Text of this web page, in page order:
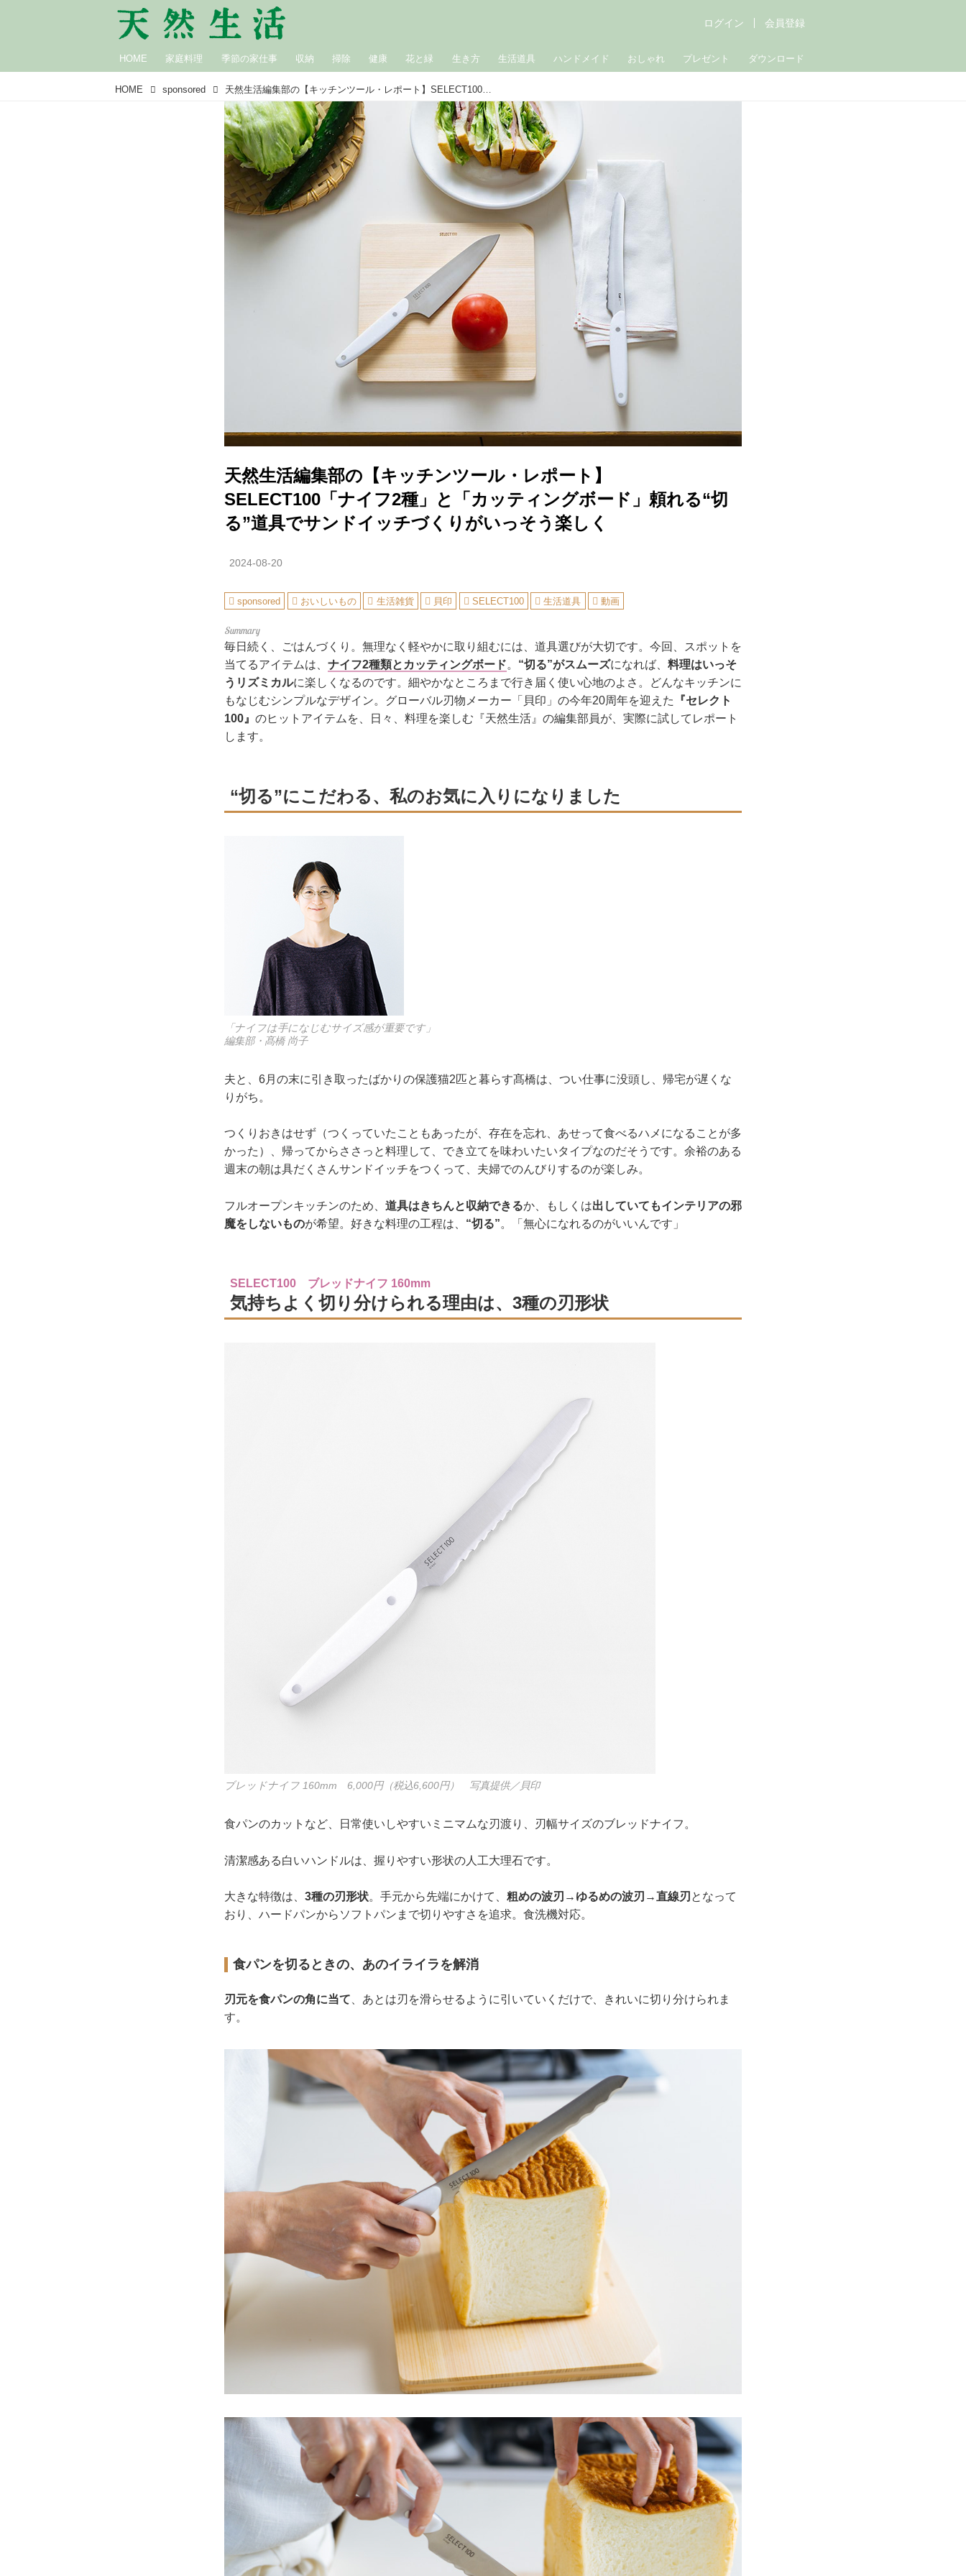
HOME 家庭料理 季節の家仕事 収納 掃除 健康 花と緑 生き方 生活道具 ハンドメイド おしゃれ プレゼント ダウンロード
ログイン 会員登録
HOME sponsored 天然生活編集部の【キッチンツール・レポート】SELECT100「ナイフ2種」と「カッティングボード」頼れる“切る”道具でサンドイッチづくりがいっそう楽しく
天然生活編集部の【キッチンツール・レポート】
SELECT100「ナイフ2種」と「カッティングボード」頼れる“切
る”道具でサンドイッチづくりがいっそう楽しく
2024-08-20
sponsored おいしいもの 生活雑貨 貝印 SELECT100 生活道具 動画
毎日続く、ごはんづくり。無理なく軽やかに取り組むには、道具選びが大切です。今回、スポットを
当てるアイテムは、 ナイフ2種類とカッティングボード。 “切る”がスムーズになれば、 料理はいっそ
うリズミカルに楽しくなるのです。細やかなところまで行き届く使い心地のよさ。どんなキッチンに
もなじむシンプルなデザイン。グローバル刃物メーカー「貝印」の今年20周年を迎えた
『セレクト
100』 のヒットアイテムを、日々、料理を楽しむ『天然生活』の編集部員が、実際に試してレポート
します。
“切る”にこだわる、私のお気に入りになりました
「ナイフは手になじむサイズ感が重要です」
編集部・髙橋 尚子
夫と、6月の末に引き取ったばかりの保護猫2匹と暮らす髙橋は、つい仕事に没頭し、帰宅が遅くな
りがち。
つくりおきはせず（つくっていたこともあったが、存在を忘れ、あせって食べるハメになることが多
かった）、帰ってからささっと料理して、でき立てを味わいたいタイプなのだそうです。余裕のある
週末の朝は具だくさんサンドイッチをつくって、夫婦でのんびりするのが楽しみ。
フルオープンキッチンのため、 道具はきちんと収納できるか、もしくは出していてもインテリアの邪
魔をしないものが希望。好きな料理の工程は、 “切る”。「無心になれるのがいいんです」
SELECT100 ブレッドナイフ 160mm
気持ちよく切り分けられる理由は、3種の刃形状
ブレッドナイフ 160mm 6,000円（税込6,600円） 写真提供／貝印
食パンのカットなど、日常使いしやすいミニマムな刃渡り、刃幅サイズのブレッドナイフ。
清潔感ある白いハンドルは、握りやすい形状の人工大理石です。
大きな特徴は、 3種の刃形状。手元から先端にかけて、 粗めの波刃→ゆるめの波刃→直線刃 となって
おり、ハードパンからソフトパンまで切りやすさを追求。食洗機対応。
食パンを切るときの、あのイライラを解消
刃元を食パンの角に当て 、あとは刃を滑らせるように引いていくだけで、きれいに切り分けられま
す。